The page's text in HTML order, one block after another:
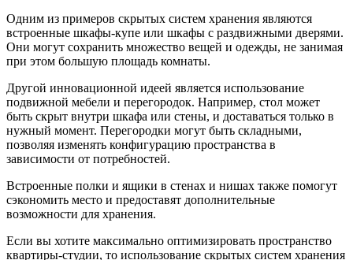
Одним из примеров скрытых систем хранения являются
встроенные шкафы-купе или шкафы с раздвижными дверями.
Они могут сохранить множество вещей и одежды, не занимая
при этом большую площадь комнаты.
Другой инновационной идеей является использование
подвижной мебели и перегородок. Например, стол может
быть скрыт внутри шкафа или стены, и доставаться только в
нужный момент. Перегородки могут быть складными,
позволяя изменять конфигурацию пространства в
зависимости от потребностей.
Встроенные полки и ящики в стенах и нишах также помогут
сэкономить место и предоставят дополнительные
возможности для хранения.
Если вы хотите максимально оптимизировать пространство
квартиры-студии, то использование скрытых систем хранения